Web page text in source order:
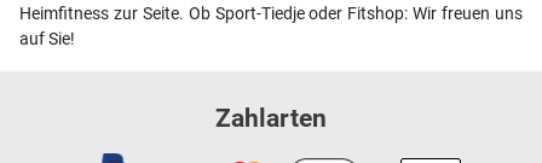
Heimfitness zur Seite. Ob Sport-Tiedje oder Fitshop: Wir freuen uns
auf Sie!
Zahlarten